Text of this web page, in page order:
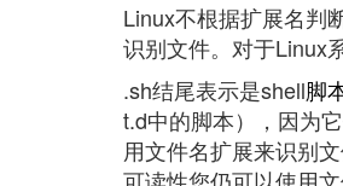
Linux不根据扩展名判
识别文件。对于Linux
.sh结尾表示是shell脚
t.d中的脚本），因为
用文件名扩展来识别